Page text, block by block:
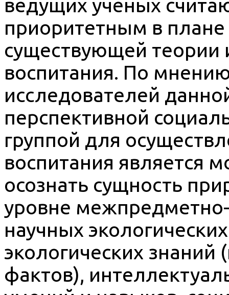
ведущих учёных
приоритетным в
существующей теории
воспитания. По
исследователей
перспективной
группой для
воспитания является
осознать сущность
уровне
научных
экологических знаний
фактов),